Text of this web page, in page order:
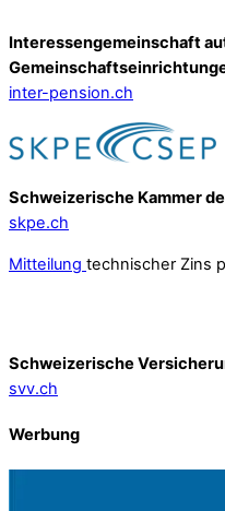
Interessengemeinschaft
inter-pension.ch
Schweizerische Kammer
skpe.ch
Mitteilung technischer Zins
Schweizerische
svv.ch
Werbung